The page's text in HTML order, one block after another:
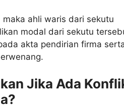
ahli waris dari sekutu
modal dari sekutu
akta pendirian firma
Jika Ada